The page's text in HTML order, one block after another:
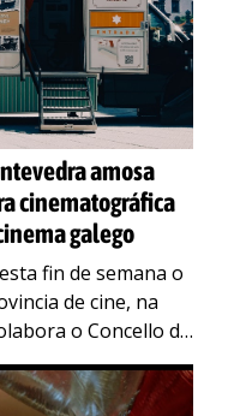
amosa
cinematográfica
galego
fin de semana o
de cine, na
o Concello de
de…